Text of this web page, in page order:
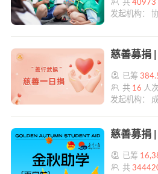
共40973
发起机构：
已筹
共 16 人
发起机构：
已筹
共